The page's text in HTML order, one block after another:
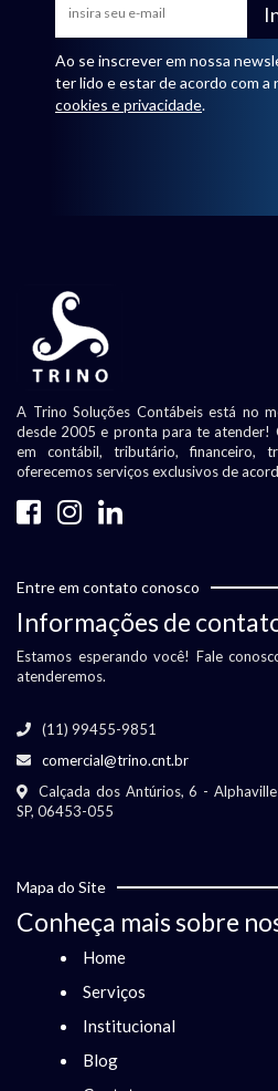
Ao se inscrever em nossa
ter lido e estar de acordo com a
cookies e privacidade.
A Trino Soluções Contábeis está no
desde 2005 e pronta para te atender!
em contábil, tributário, financeiro,
oferecemos serviços exclusivos de
Entre em contato conosco
Informações de
Estamos esperando você! Fale
atenderemos.
(11) 99455-9851
comercial@trino.cnt.br
Calçada dos Antúrios, 6 -
SP, 06453-055
Mapa do Site
Conheça mais sobre
Home
Serviços
Institucional
Blog